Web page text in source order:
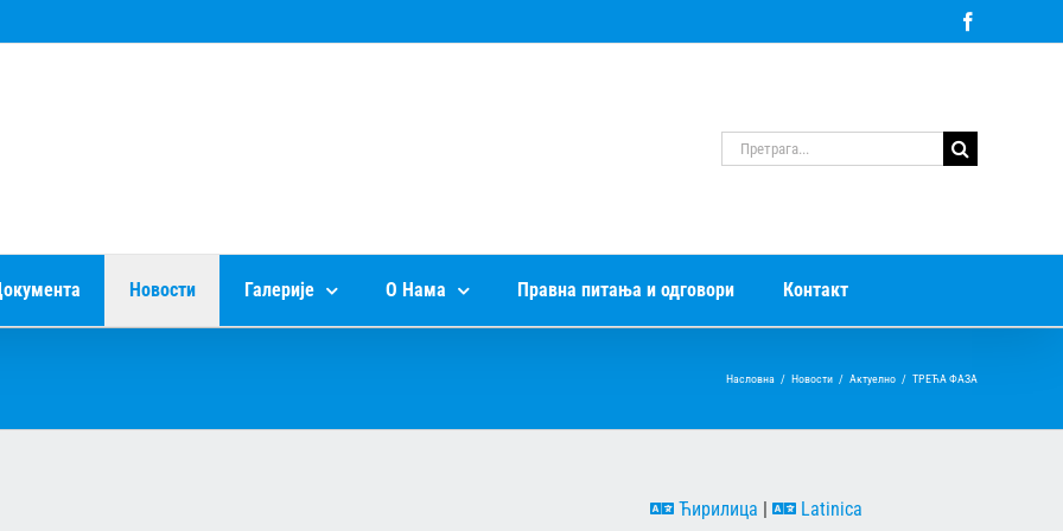
Претрага
за:
Новости Галерије О Нама Правна питања и одговори Контакт
Насловна / Новости / Актуелно / ТРЕЋА ФАЗА
Ћирилица Latinica